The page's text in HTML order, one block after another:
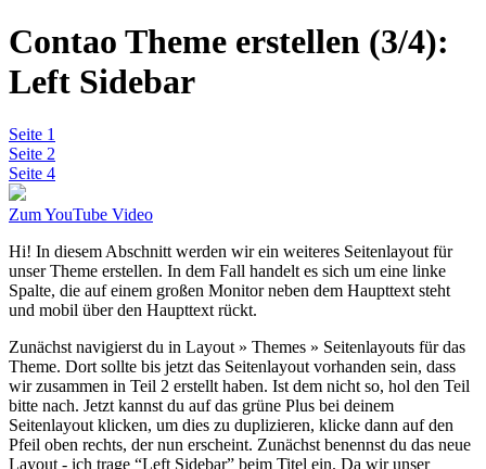
Contao Theme erstellen (3/4):
Left Sidebar
Seite 1
Seite 2
Seite 4
Zum YouTube Video
Hi! In diesem Abschnitt werden wir ein weiteres Seitenlayout für
unser Theme erstellen. In dem Fall handelt es sich um eine linke
Spalte, die auf einem großen Monitor neben dem Haupttext steht
und mobil über den Haupttext rückt.
Zunächst navigierst du in Layout » Themes » Seitenlayouts für das
Theme. Dort sollte bis jetzt das Seitenlayout vorhanden sein, dass
wir zusammen in Teil 2 erstellt haben. Ist dem nicht so, hol den Teil
bitte nach. Jetzt kannst du auf das grüne Plus bei deinem
Seitenlayout klicken, um dies zu duplizieren, klicke dann auf den
Pfeil oben rechts, der nun erscheint. Zunächst benennst du das neue
Layout - ich trage “Left Sidebar” beim Titel ein. Da wir unser